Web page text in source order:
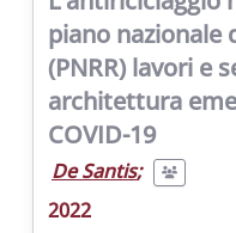
piano nazionale
(PNRR) lavori e
architettura
COVID-19
De Santis;
2022